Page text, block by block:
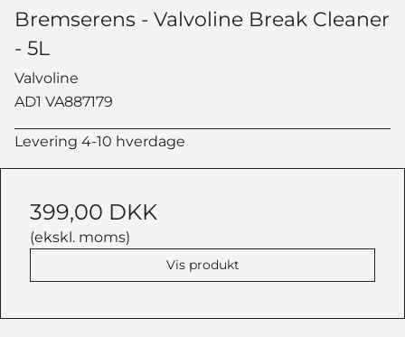
Bremserens - Valvoline Break Cleaner
- 5L
Valvoline
AD1 VA887179
Levering 4-10 hverdage
399,00 DKK
(ekskl. moms)
Vis produkt